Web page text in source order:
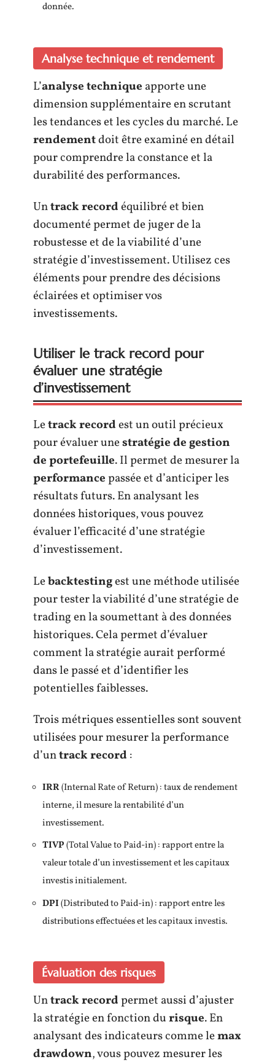
donnée.
Analyse technique et rendement
L’analyse technique apporte une
dimension supplémentaire en scrutant
les tendances et les cycles du marché. Le
rendementdoit être examiné en détail
pour comprendre la constance et la
durabilité des performances.
Untrack recordéquilibré et bien
documenté permet de juger de la
robustesse et de la viabilité d’une
stratégie d’investissement. Utilisez ces
éléments pour prendre des décisions
éclairées et optimiser vos
investissements.
Utiliser le track record pour
évaluer une stratégie
d’investissement
Letrack recordest un outil précieux
pour évaluer unestratégie de gestion
de portefeuille. Il permet de mesurer la
performancepassée et d’anticiper les
résultats futurs. En analysant les
données historiques, vous pouvez
évaluer l’efficacité d’une stratégie
d’investissement.
Lebacktestingest une méthode utilisée
pour tester la viabilité d’une stratégie de
trading en la soumettant à des données
historiques. Cela permet d’évaluer
comment la stratégie aurait performé
dans le passé et d’identifier les
potentielles faiblesses.
Trois métriques essentielles sont souvent
utilisées pour mesurer la performance
d’untrack record :
IRR(Internal Rate of Return) : taux de rendement
interne, il mesure la rentabilité d’un
investissement.
TIVP(Total Value to Paid-in) : rapport entre la
valeur totale d’un investissement et les capitaux
investis initialement.
DPI(Distributed to Paid-in) : rapport entre les
distributions effectuées et les capitaux investis.
Évaluation des risques
Untrack recordpermet aussi d’ajuster
la stratégie en fonction durisque. En
analysant des indicateurs comme lemax
drawdown, vous pouvez mesurer les